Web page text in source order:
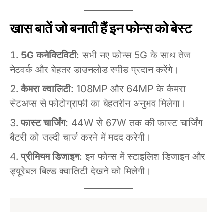
खास बातें जो बनाती हैं इन फोन्स को बेस्ट
5G कनेक्टिविटी: सभी नए फोन्स 5G के साथ तेज
नेटवर्क और बेहतर डाउनलोड स्पीड प्रदान करेंगे।
कैमरा क्वालिटी: 108MP और 64MP के कैमरा
सेटअप्स से फोटोग्राफी का बेहतरीन अनुभव मिलेगा।
फास्ट चार्जिंग: 44W से 67W तक की फास्ट चार्जिंग
बैटरी को जल्दी चार्ज करने में मदद करेगी।
प्रीमियम डिजाइन: इन फोन्स में स्टाइलिश डिजाइन और
ड्यूरेबल बिल्ड क्वालिटी देखने को मिलेगी।